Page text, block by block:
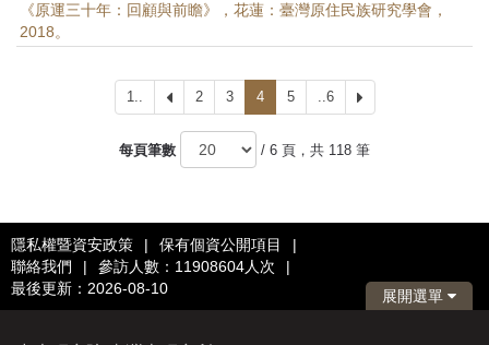
《原運三十年：回顧與前瞻》，花蓮：臺灣原住民族研究學會，
2018。
1..
上
一
頁
2 3 4 5 ..6
下
一
每頁筆數
/ 6 頁，共 118 筆
隱私權暨資安政策 | 保有個資公開項目
|
聯絡我們
| 參訪人數：11908604人次
|
最後更新：2026-08-10
展開選單